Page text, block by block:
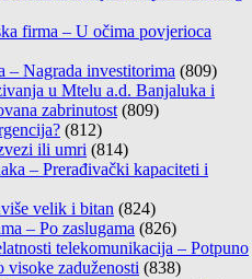
firma – U očima povjerioca
– Nagrada investitorima (809)
u Mtelu a.d. Banjaluka i
zabrinutost (809)
(812)
ili umri (814)
– Prerađivački kapaciteti i
velik i bitan (824)
– Po zaslugama (826)
telekomunikacija – Potpuno
visoke zaduženosti (838)